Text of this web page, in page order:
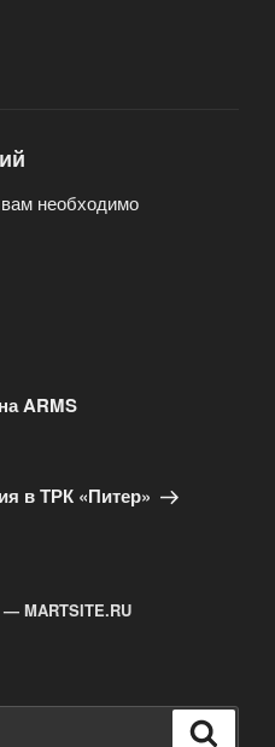
необходимо
ARMS
в ТРК «Питер»
MARTSITE.RU